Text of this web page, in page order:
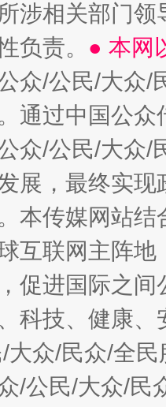
涉相关部门
负责。 ● 本网
众/公民/大众
通过中国公
众/公民/大众
展，最终实
本传媒网站
互联网主阵
促进国际之
科技、健康
大众/民众/全
/公民/大众/民